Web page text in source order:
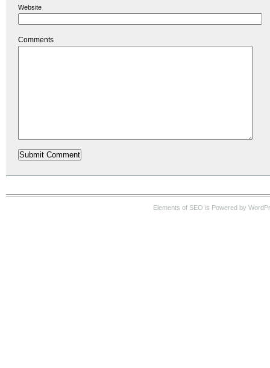
Website
Comments
Elements of SEO is Powered by